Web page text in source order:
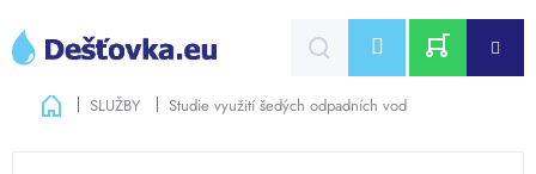
obsah
CZK
NÁKUPNÍ
DomůSLUŽBY Studie využití šedých odpadních vod